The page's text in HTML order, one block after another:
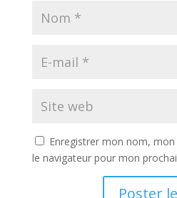
Enregistrer mon nom,
le navigateur pour mon